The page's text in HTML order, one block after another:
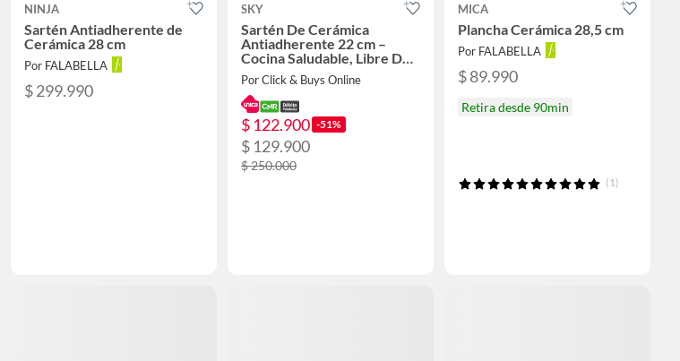
NINJA
Sartén Antiadherente de
Cerámica 28 cm
Por FALABELLA
$ 299.990
SKY
Sartén De Cerámica
Antiadherente 22 cm –
Cocina Saludable, Libre De
PFOA
Por Click & Buys Online
$ 122.900 -51%
$ 129.900
$ 250.000
MICA
Plancha Cerámica 28,5 cm
Por FALABELLA
$ 89.990
Retira desde 90min
(1)